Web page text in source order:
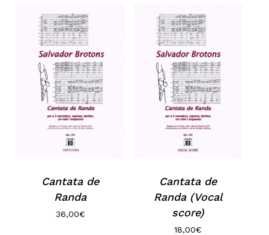
Cantata de
Randa
36,00€
Cantata de
Randa (Vocal
score)
18,00€